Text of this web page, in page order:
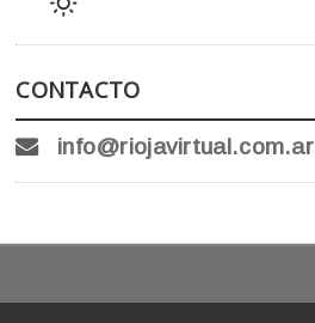
CONTACTO
info@riojavirtual.com.ar